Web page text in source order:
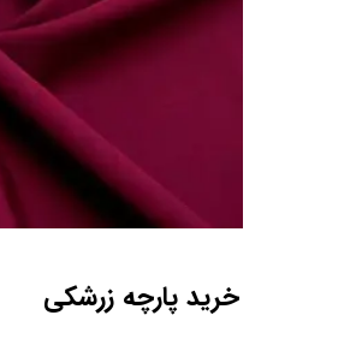
​خرید پارچه زرشکی